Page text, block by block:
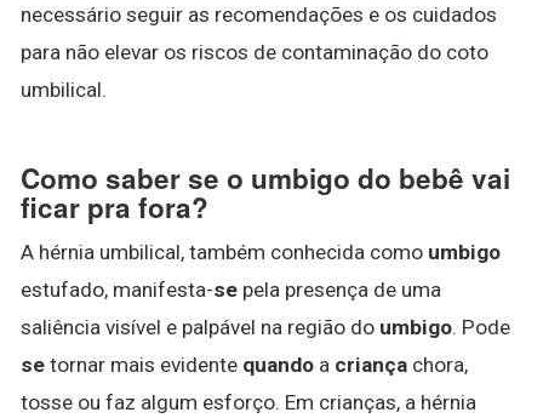
necessário seguir as recomendações e os cuidados
para não elevar os riscos de contaminação do coto
umbilical.
Como saber se o umbigo do bebê vai
ficar pra fora?
A hérnia umbilical, também conhecida como umbigo
estufado, manifesta-se pela presença de uma
saliência visível e palpável na região do umbigo. Pode
se tornar mais evidente quando a criança chora,
tosse ou faz algum esforço. Em crianças, a hérnia